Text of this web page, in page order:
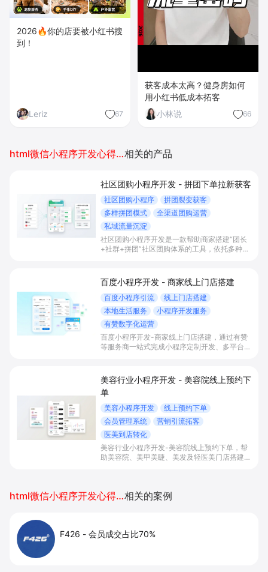
2026🔥你的店要被小红书搜
到！
Leriz 67
获客成本太高？健身房如何
用小红书低成本拓客
小林说
66
html微信小程序开发心得体会相关的产品
社区团购小程序开发 - 拼团下单拉新获客
社区团购小程序
拼团裂变获客
多样拼团模式
全渠道团购运营
私域流量沉淀
社区团购小程序开发是一款帮助商家搭建“团长
+社群+拼团”社区团购体系的工具，依托多种拼
员。
百度小程序开发 - 商家线上门店搭建
百度小程序引流
线上门店搭建
本地生活服务
小程序开发服务
有赞数字化运营
百度小程序开发-商家线上门店搭建，通过有赞
等服务商一站式完成小程序定制开发、多平台联
提升到店与下单转化。
美容行业小程序开发 - 美容院线上预约下
单
美容小程序开发
线上预约下单
会员管理系统
营销引流拓客
医美到店转化
美容行业小程序开发-美容院线上预约下单，帮
助美容院、美甲美睫、美发及轻医美门店搭建线
html微信小程序开发心得体会相关的案例
F426 - 会员成交占比70%